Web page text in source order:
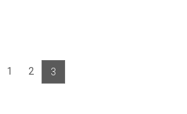
1 2 3